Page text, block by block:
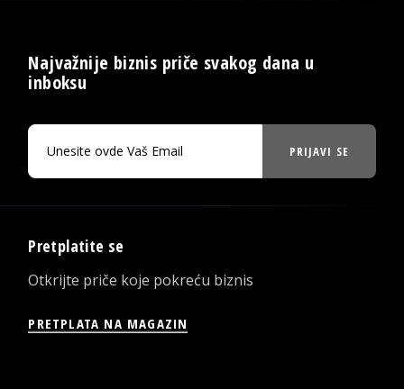
Najvažnije biznis priče svakog dana u
inboksu
PRIJAVI SE
Pretplatite se
Otkrijte priče koje pokreću biznis
PRETPLATA NA MAGAZIN